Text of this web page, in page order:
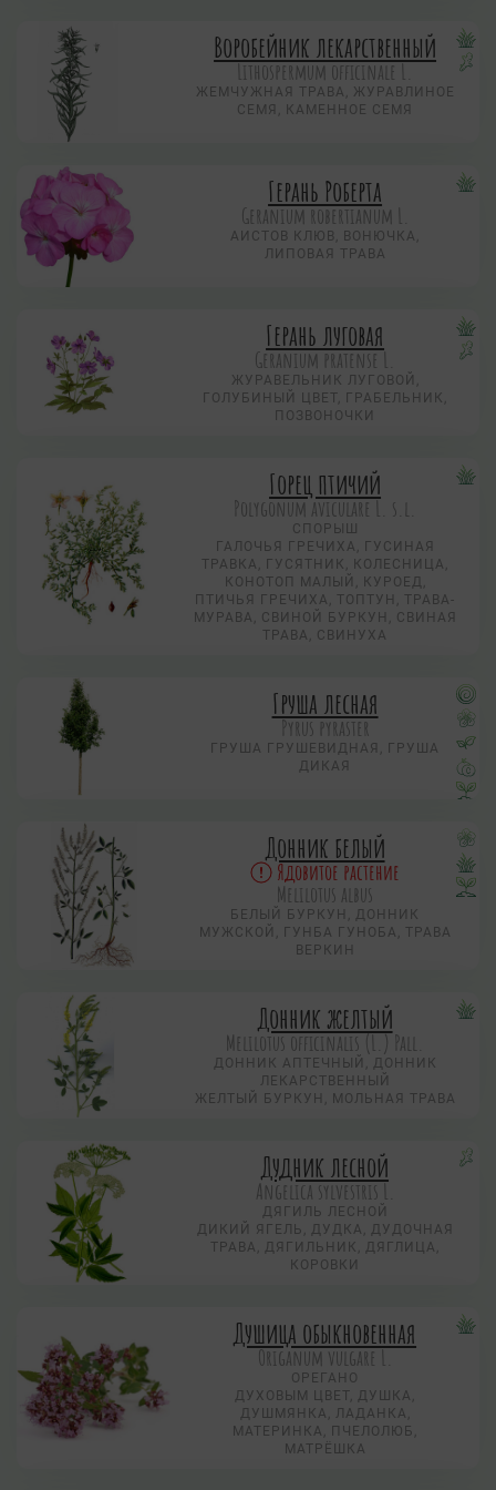
Воробейник лекарственный
Lithospermum officinale L.
ЖЕМЧУЖНАЯ ТРАВА, ЖУРАВЛИНОЕ
СЕМЯ, КАМЕННОЕ СЕМЯ
Герань Роберта
Geranium robertianum L.
АИСТОВ КЛЮВ, ВОНЮЧКА,
ЛИПОВАЯ ТРАВА
Герань луговая
Geranium pratense L.
ЖУРАВЕЛЬНИК ЛУГОВОЙ,
ГОЛУБИНЫЙ ЦВЕТ, ГРАБЕЛЬНИК,
ПОЗВОНОЧКИ
Горец птичий
Polygonum aviculare L. s.l.
СПОРЫШ
ГАЛОЧЬЯ ГРЕЧИХА, ГУСИНАЯ
ТРАВКА, ГУСЯТНИК, КОЛЕСНИЦА,
КОНОТОП МАЛЫЙ, КУРОЕД,
ПТИЧЬЯ ГРЕЧИХА, ТОПТУН, ТРАВА-
МУРАВА, СВИНОЙ БУРКУН, СВИНАЯ
ТРАВА, СВИНУХА
Груша лесная
Pyrus pyraster
ГРУША ГРУШЕВИДНАЯ, ГРУША
ДИКАЯ
Донник белый
Ядовитое растение
Melilotus albus
БЕЛЫЙ БУРКУН, ДОННИК
МУЖСКОЙ, ГУНБА ГУНОБА, ТРАВА
ВЕРКИН
Донник желтый
Melilotus officinalis (L.) Pall.
ДОННИК АПТЕЧНЫЙ, ДОННИК
ЛЕКАРСТВЕННЫЙ
ЖЕЛТЫЙ БУРКУН, МОЛЬНАЯ ТРАВА
Дудник лесной
Angelica sylvestris L.
ДЯГИЛЬ ЛЕСНОЙ
ДИКИЙ ЯГЕЛЬ, ДУДКА, ДУДОЧНАЯ
ТРАВА, ДЯГИЛЬНИК, ДЯГЛИЦА,
КОРОВКИ
Душица обыкновенная
Origanum vulgare L.
ОРЕГАНО
ДУХОВЫМ ЦВЕТ, ДУШКА,
ДУШМЯНКА, ЛАДАНКА,
МАТЕРИНКА, ПЧЕЛОЛЮБ,
МАТРЁШКА